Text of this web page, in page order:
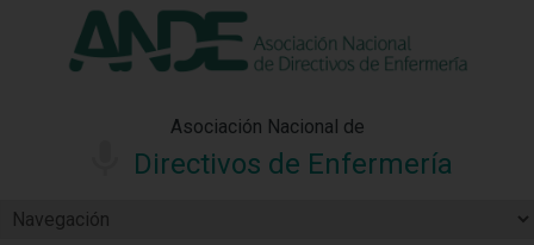
"Ver política"
Asociación Nacional de
Directivos de Enfermería